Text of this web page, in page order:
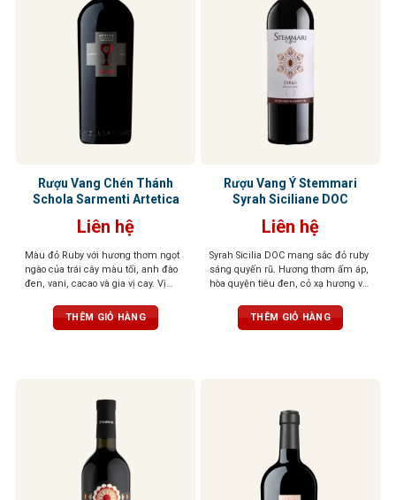
Rượu Vang Chén Thánh
Schola Sarmenti Artetica
Liên hệ
Màu đỏ Ruby với hương thơm ngọt
ngào của trái cây màu tối, anh đào
đen, vani, cacao và gia vị cay. Vị
tannin mịn và mượt, cân bằng,
thanh lịch
THÊM GIỎ HÀNG
Rượu Vang Ý Stemmari
Syrah Siciliane DOC
Liên hệ
Syrah Sicilia DOC mang sắc đỏ ruby
sáng quyến rũ. Hương thơm ấm áp,
hòa quyện tiêu đen, cỏ xạ hương và
mịn như nhung, cân bằng, dễ chịu,
hậu vị dài, để lại ấn tượng tinh tế và
THÊM GIỎ HÀNG